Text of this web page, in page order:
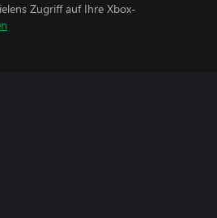
Zugriff auf Ihre Xbox-